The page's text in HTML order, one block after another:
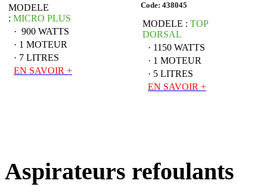
MODELE
: MICRO PLUS
· 900 WATTS
· 1 MOTEUR
· 7 LITRES
EN SAVOIR +
Code: 438045
MODELE : TOP
DORSAL
· 1150 WATTS
· 1 MOTEUR
· 5 LITRES
EN SAVOIR +
Aspirateurs refoulants